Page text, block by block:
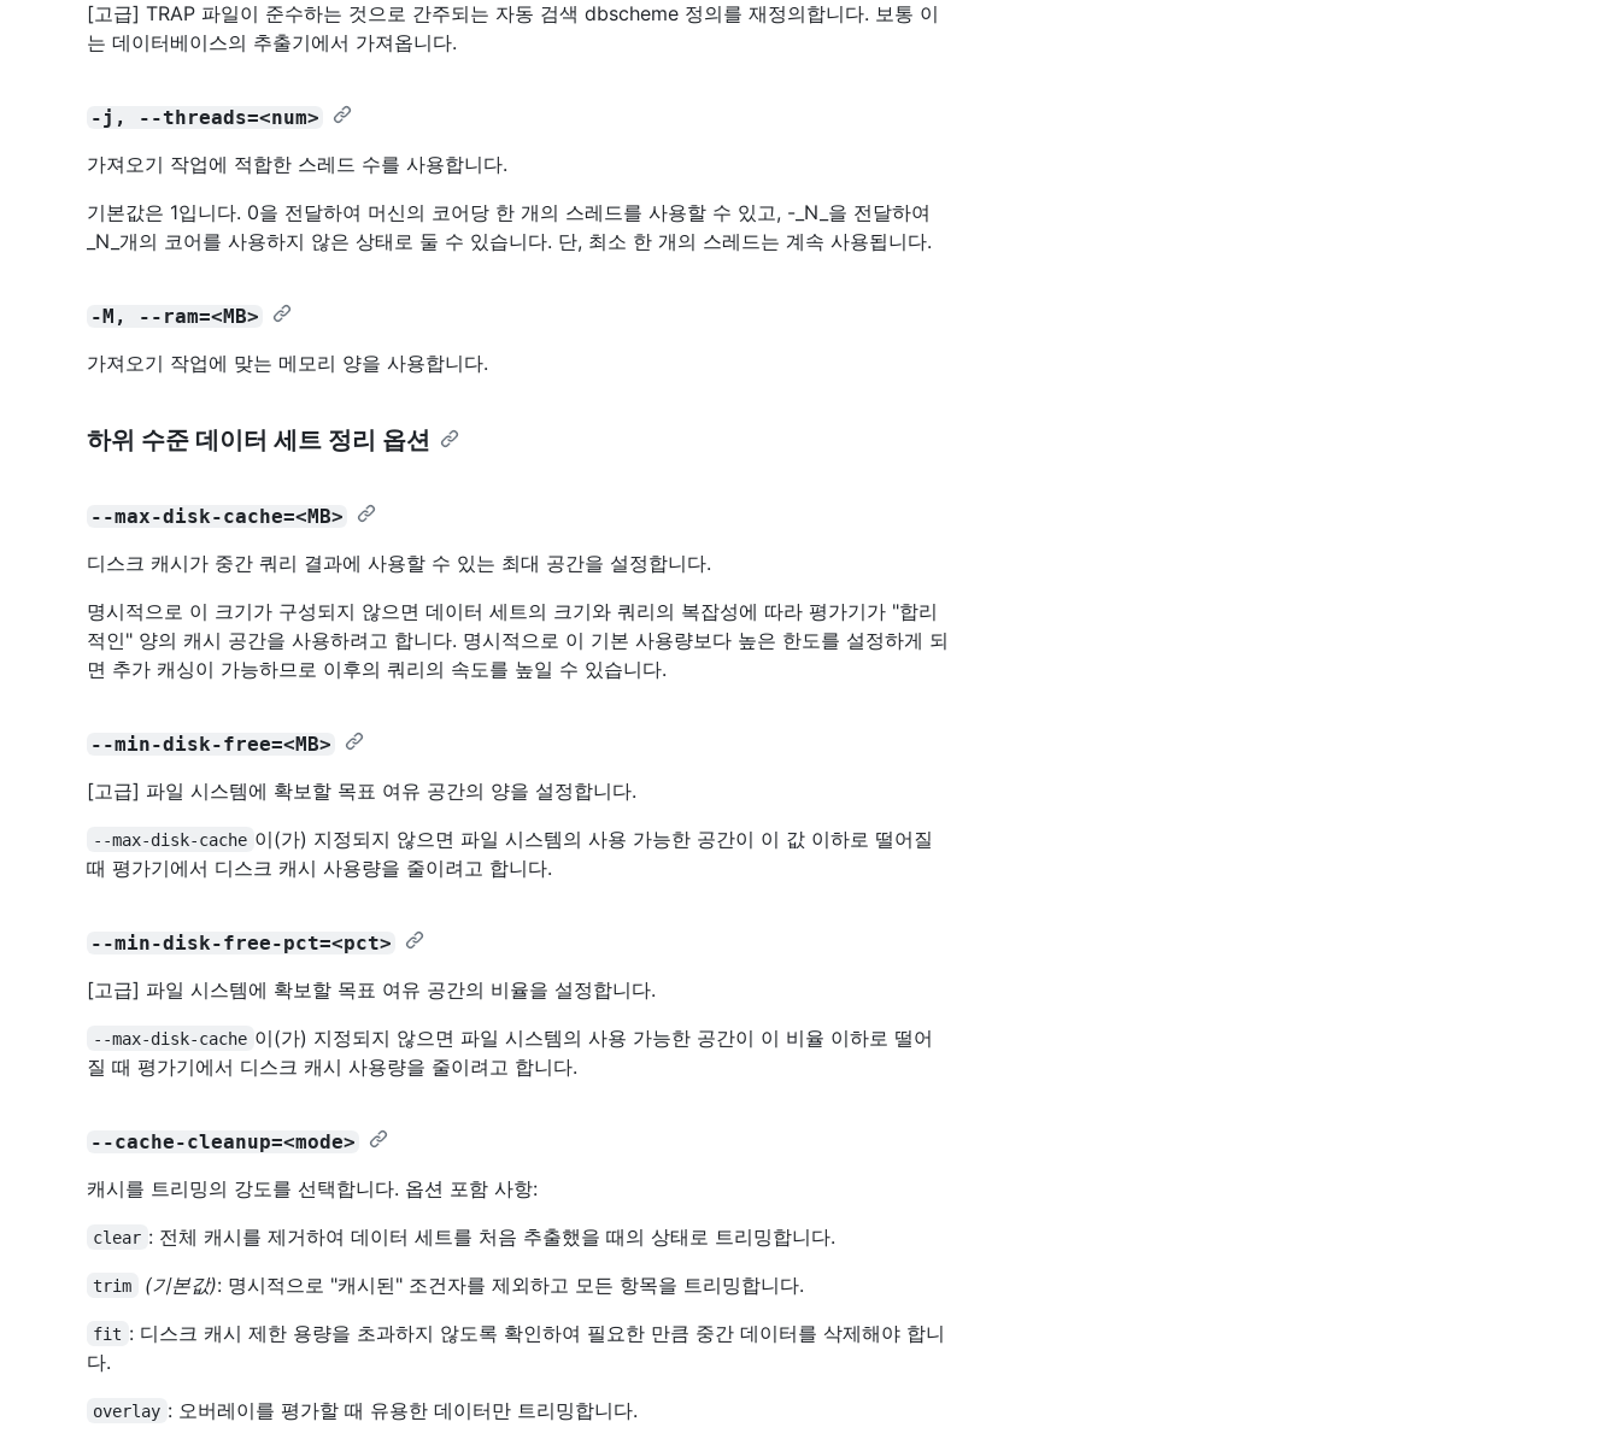
[고급] TRAP 파일이 준수하는 것으로 간주되는 자동 검색 dbscheme 정의를 재정의합니다. 보통 이
는 데이터베이스의 추출기에서 가져옵니다.
-j, --threads=<num>
가져오기 작업에 적합한 스레드 수를 사용합니다.
기본값은 1입니다. 0을 전달하여 머신의 코어당 한 개의 스레드를 사용할 수 있고, -_N_을 전달하여
_N_개의 코어를 사용하지 않은 상태로 둘 수 있습니다. 단, 최소 한 개의 스레드는 계속 사용됩니다.
-M, --ram=<MB>
가져오기 작업에 맞는 메모리 양을 사용합니다.
하위 수준 데이터 세트 정리 옵션
--max-disk-cache=<MB>
디스크 캐시가 중간 쿼리 결과에 사용할 수 있는 최대 공간을 설정합니다.
명시적으로 이 크기가 구성되지 않으면 데이터 세트의 크기와 쿼리의 복잡성에 따라 평가기가 "합리
적인" 양의 캐시 공간을 사용하려고 합니다. 명시적으로 이 기본 사용량보다 높은 한도를 설정하게 되
면 추가 캐싱이 가능하므로 이후의 쿼리의 속도를 높일 수 있습니다.
--min-disk-free=<MB>
[고급] 파일 시스템에 확보할 목표 여유 공간의 양을 설정합니다.
--max-disk-cache 이(가) 지정되지 않으면 파일 시스템의 사용 가능한 공간이 이 값 이하로 떨어질
때 평가기에서 디스크 캐시 사용량을 줄이려고 합니다.
--min-disk-free-pct=<pct>
[고급] 파일 시스템에 확보할 목표 여유 공간의 비율을 설정합니다.
--max-disk-cache 이(가) 지정되지 않으면 파일 시스템의 사용 가능한 공간이 이 비율 이하로 떨어
질 때 평가기에서 디스크 캐시 사용량을 줄이려고 합니다.
--cache-cleanup=<mode>
캐시를 트리밍의 강도를 선택합니다. 옵션 포함 사항:
clear : 전체 캐시를 제거하여 데이터 세트를 처음 추출했을 때의 상태로 트리밍합니다.
trim (기본값): 명시적으로 "캐시된" 조건자를 제외하고 모든 항목을 트리밍합니다.
fit : 디스크 캐시 제한 용량을 초과하지 않도록 확인하여 필요한 만큼 중간 데이터를 삭제해야 합니
다.
overlay : 오버레이를 평가할 때 유용한 데이터만 트리밍합니다.